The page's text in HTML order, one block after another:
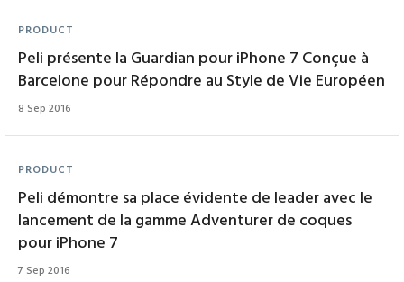
PRODUCT
Peli présente la Guardian pour iPhone 7 Conçue à
Barcelone pour Répondre au Style de Vie Européen
8 Sep 2016
PRODUCT
Peli démontre sa place évidente de leader avec le
lancement de la gamme Adventurer de coques
pour iPhone 7
7 Sep 2016